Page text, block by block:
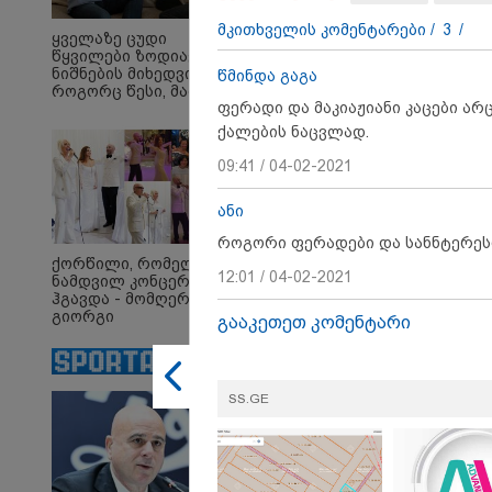
23:45
ყველაზე ცუდი
წყვილები ზოდიაქოს
ნიშნების მიხედვით -
როგორც წესი, მათ არ
ურთიერთობა
ქორწილი, რომელიც
ნამდვილ კონცერტს
ჰგავდა - მომღერალი
გიორგი
დაქორწინდა (ვიდეო)
მკითხველის კომენტარები / 3 /
წმინდა გაგა
ფერადი და მაკიაჟიანი კაცები
ქალების ნაცვლად.
09:41 / 04-02-2021
ანი
როგორი ფერადები და
12:01 / 04-02-2021
გააკეთეთ კომენტარი
SS.GE